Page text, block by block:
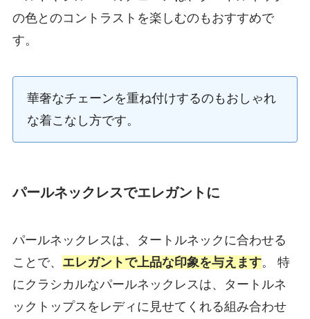
の色とのコントラストを楽しむのもおすすめで
す。
華奢なチェーンを重ね付けするのもおしゃれ
な着こなし方です。
パールネックレスでエレガントに
パールネックレスは、タートルネックに合わせる
ことで、 エレガントで上品な印象を与えます。 特
にクラシカルなパールネックレスは、タートルネ
ックトップスをレディに見せてくれる組み合わせ